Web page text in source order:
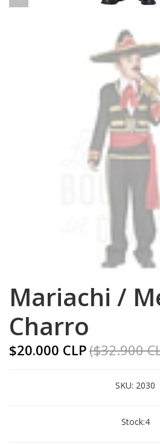
Mariachi /
Charro
$20.000 CLP($32.900
SKU: 2030
Stock:4